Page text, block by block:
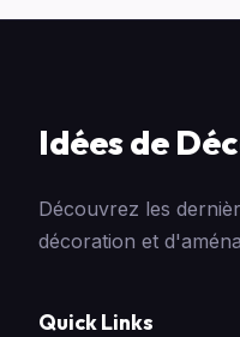
Idées de
Découvrez les
décoration et
Quick Links